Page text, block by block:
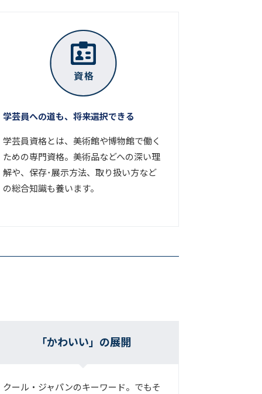
学芸員への道も、将来選択できる
学芸員資格とは、美術館や博物館で働く
ための専門資格。美術品などへの深い理
解や、保存･展示方法、取り扱い方など
の総合知識も養います。
「かわいい」の展開
クール・ジャパンのキーワード。でもそ